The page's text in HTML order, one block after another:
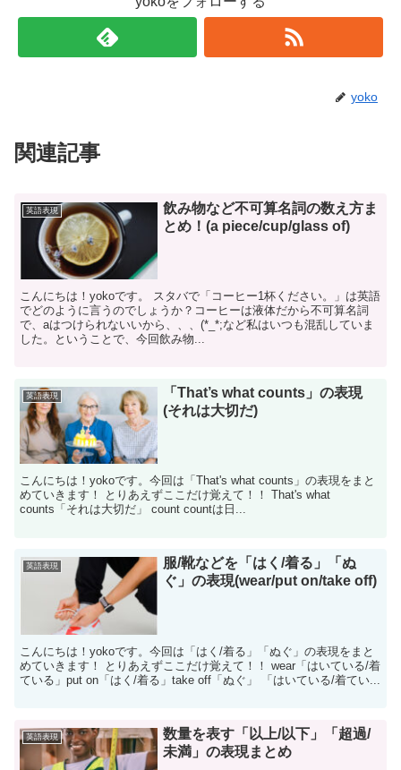
yoko
関連記事
英語表現
飲み物など不可算名詞の数え方ま
とめ！(a piece/cup/glass of)
こんにちは！yokoです。 スタバで「コーヒー1杯ください。」は英語
でどのように言うのでしょうか？コーヒーは液体だから不可算名詞
で、aはつけられないいから、、、(*_*;など私はいつも混乱していま
した。ということで、今回飲み物...
英語表現
「That’s what counts」の表現
(それは大切だ)
こんにちは！yokoです。今回は「That's what counts」の表現をまと
めていきます！ とりあえずここだけ覚えて！！ That's what
counts「それは大切だ」 count countは日...
英語表現
服/靴などを「はく/着る」「ぬ
ぐ」の表現(wear/put on/take off)
こんにちは！yokoです。今回は「はく/着る」「ぬぐ」の表現をまと
めていきます！ とりあえずここだけ覚えて！！ wear「はいている/着
ている」put on「はく/着る」take off「ぬぐ」 「はいている/着てい...
英語表現
数量を表す「以上/以下」「超過/
未満」の表現まとめ